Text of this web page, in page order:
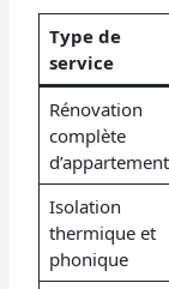
Type de
service
Rénovation
complète
Isolation
thermique et
phonique